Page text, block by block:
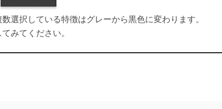
選択している特徴はグレーから黒色に変わります。
みてください。